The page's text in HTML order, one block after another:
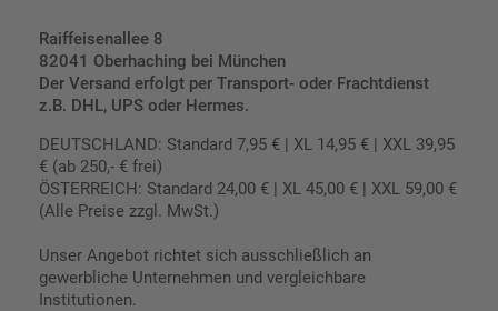
Raiffeisenallee 8
82041 Oberhaching bei München
Der Versand erfolgt per Transport- oder Frachtdienst
z.B. DHL, UPS oder Hermes.
DEUTSCHLAND: Standard 7,95 € | XL 14,95 € | XXL 39,95
€ (ab 250,- € frei)
ÖSTERREICH: Standard 24,00 € | XL 45,00 € | XXL 59,00 €
(Alle Preise zzgl. MwSt.)
Unser Angebot richtet sich ausschließlich an
gewerbliche Unternehmen und vergleichbare
Institutionen.